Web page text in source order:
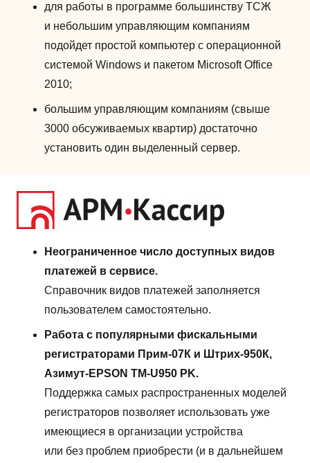
для работы в программе большинству ТСЖ
и небольшим управляющим компаниям
подойдет простой компьютер с операционной
системой Windows и пакетом Microsoft Office
2010;
большим управляющим компаниям (свыше
3000 обсуживаемых квартир) достаточно
установить один выделенный сервер.
Неограниченное число доступных видов
платежей в сервисе.
Справочник видов платежей заполняется
пользователем самостоятельно.
Работа с популярными фискальными
регистраторами Прим-07К и Штрих-950К,
Азимут-EPSON TM-U950 PK.
Поддержка самых распространенных моделей
регистраторов позволяет использовать уже
имеющиеся в организации устройства
или без проблем приобрести (и в дальнейшем